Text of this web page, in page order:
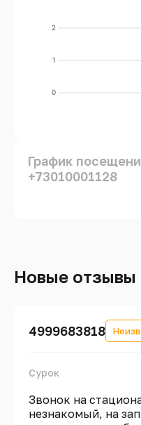
0
1
2
График
+73010001128
Новые отзывы
4999683818
Сурок
Звонок на
незнакомый, на